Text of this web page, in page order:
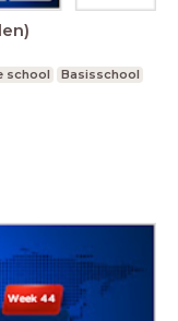
school
Basisschool